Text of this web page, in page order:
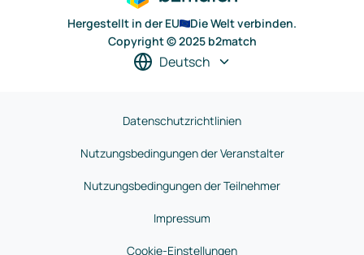
Hergestellt in der EU
Die Welt verbinden.
Copyright © 2025 b2match
Deutsch
Datenschutzrichtlinien
Nutzungsbedingungen der Veranstalter
Nutzungsbedingungen der Teilnehmer
Impressum
Cookie-Einstellungen